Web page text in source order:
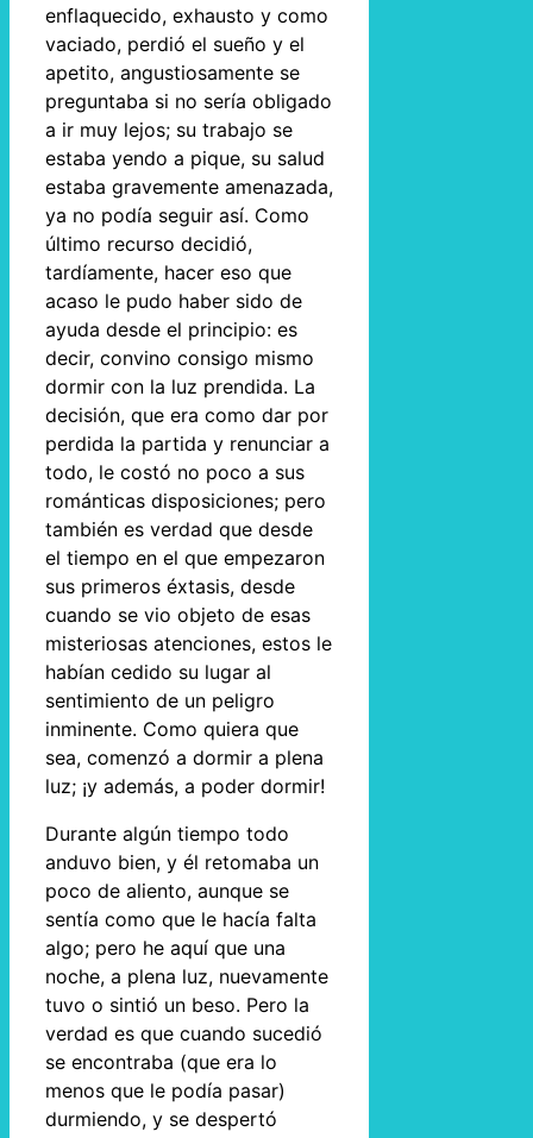
enflaquecido, exhausto y como
vaciado, perdió el sueño y el
apetito, angustiosamente se
preguntaba si no sería obligado
a ir muy lejos; su trabajo se
estaba yendo a pique, su salud
estaba gravemente amenazada,
ya no podía seguir así. Como
último recurso decidió,
tardíamente, hacer eso que
acaso le pudo haber sido de
ayuda desde el principio: es
decir, convino consigo mismo
dormir con la luz prendida. La
decisión, que era como dar por
perdida la partida y renunciar a
todo, le costó no poco a sus
románticas disposiciones; pero
también es verdad que desde
el tiempo en el que empezaron
sus primeros éxtasis, desde
cuando se vio objeto de esas
misteriosas atenciones, estos le
habían cedido su lugar al
sentimiento de un peligro
inminente. Como quiera que
sea, comenzó a dormir a plena
luz; ¡y además, a poder dormir!
Durante algún tiempo todo
anduvo bien, y él retomaba un
poco de aliento, aunque se
sentía como que le hacía falta
algo; pero he aquí que una
noche, a plena luz, nuevamente
tuvo o sintió un beso. Pero la
verdad es que cuando sucedió
se encontraba (que era lo
menos que le podía pasar)
durmiendo, y se despertó